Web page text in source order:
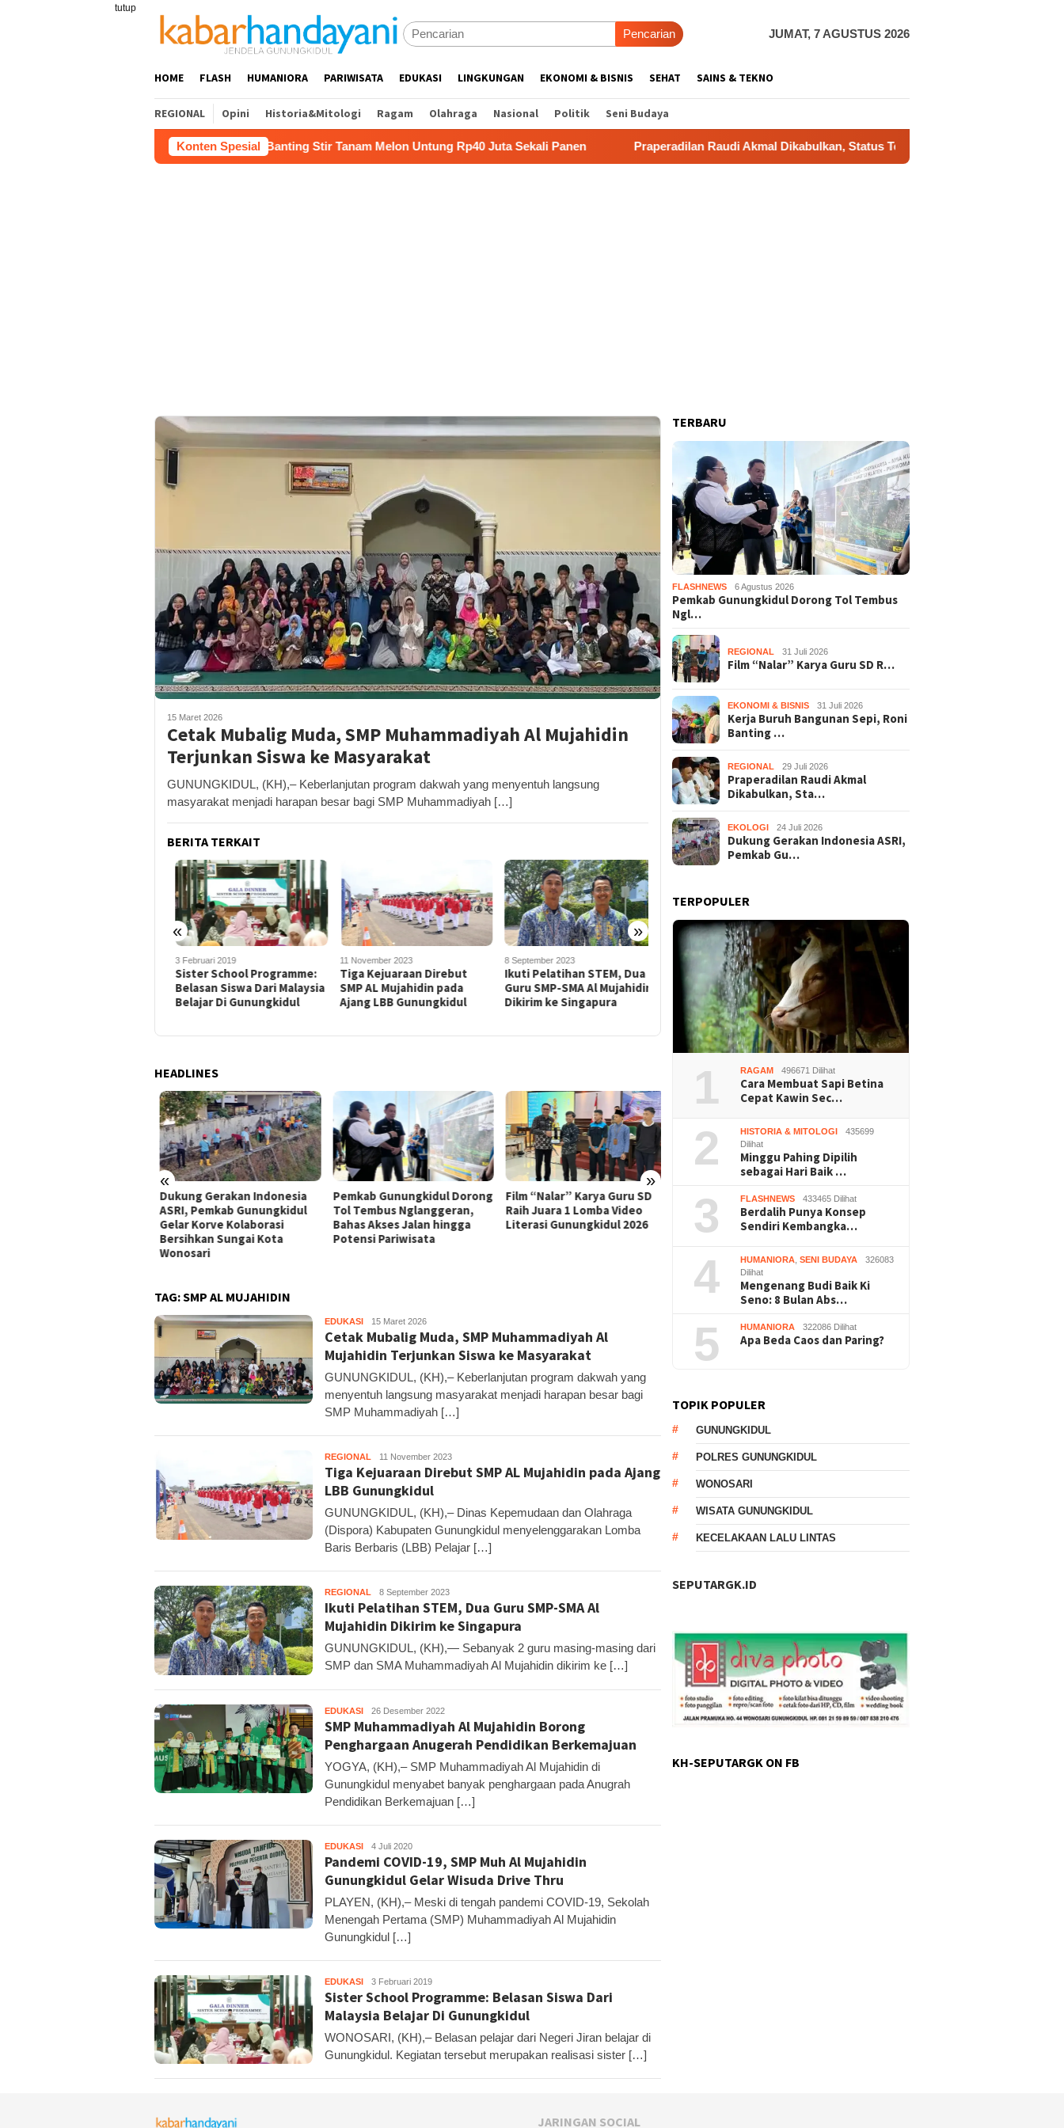
tutup
Pencarian JUMAT, 7 AGUSTUS 2026
HOME FLASH HUMANIORA PARIWISATA EDUKASI LINGKUNGAN EKONOMI & BISNIS SEHAT SAINS & TEKNO
REGIONAL Opini Historia&Mitologi Ragam Olahraga Nasional Politik Seni Budaya
Konten Spesial
Buruh Bangunan Sepi, Roni Banting Stir Tanam Melon Untung Rp40 Juta Sekali Panen Praperadilan Raudi Akmal Dikabulkan, Status Tersangka Gugur
15 Maret 2026
Cetak Mubalig Muda, SMP Muhammadiyah Al Mujahidin
Terjunkan Siswa ke Masyarakat
GUNUNGKIDUL, (KH),– Keberlanjutan program dakwah yang menyentuh langsung
masyarakat menjadi harapan besar bagi SMP Muhammadiyah […]
BERITA TERKAIT
« »
3 Februari 2019
Sister School Programme:
Belasan Siswa Dari Malaysia
Belajar Di Gunungkidul
11 November 2023
Tiga Kejuaraan Direbut
SMP AL Mujahidin pada
Ajang LBB Gunungkidul
8 September 2023
Ikuti Pelatihan STEM, Dua
Guru SMP-SMA Al Mujahidin
Dikirim ke Singapura
26 Desember 2022
SMP Muhammadiyah Al
Mujahidin Borong
Penghargaan Anugerah
Pendidikan Berkemajuan
4 Juli 2020
Pandemi COVID-19, SMP
Muh Al Mujahidin
Gunungkidul Gelar Wisuda
HEADLINES
« »
Dukung Gerakan Indonesia
ASRI, Pemkab Gunungkidul
Gelar Korve Kolaborasi
Bersihkan Sungai Kota
Wonosari
Pemkab Gunungkidul Dorong
Tol Tembus Nglanggeran,
Bahas Akses Jalan hingga
Potensi Pariwisata
Film “Nalar” Karya Guru SD
Raih Juara 1 Lomba Video
Literasi Gunungkidul 2026
Kerja Buruh Bangunan Sepi,
Roni Banting Stir Tanam
Melon Untung Rp40 Juta
Praperadilan Raudi Akmal
Dikabulkan, Status
Tersangka Gugur
TAG:SMP AL MUJAHIDIN
EDUKASI Kandar
15 Maret 2026
Cetak Mubalig Muda, SMP Muhammadiyah Al
Mujahidin Terjunkan Siswa ke Masyarakat
GUNUNGKIDUL, (KH),– Keberlanjutan program dakwah yang
menyentuh langsung masyarakat menjadi harapan besar bagi
SMP Muhammadiyah […]
REGIONAL Kandar
11 November 2023
Tiga Kejuaraan Direbut SMP AL Mujahidin pada Ajang
LBB Gunungkidul
GUNUNGKIDUL, (KH),– Dinas Kepemudaan dan Olahraga
(Dispora) Kabupaten Gunungkidul menyelenggarakan Lomba
Baris Berbaris (LBB) Pelajar […]
REGIONAL Kandar
8 September 2023
Ikuti Pelatihan STEM, Dua Guru SMP-SMA Al
Mujahidin Dikirim ke Singapura
GUNUNGKIDUL, (KH),— Sebanyak 2 guru masing-masing dari
SMP dan SMA Muhammadiyah Al Mujahidin dikirim ke […]
EDUKASI Kandar
26 Desember 2022
SMP Muhammadiyah Al Mujahidin Borong
Penghargaan Anugerah Pendidikan Berkemajuan
YOGYA, (KH),– SMP Muhammadiyah Al Mujahidin di
Gunungkidul menyabet banyak penghargaan pada Anugrah
Pendidikan Berkemajuan […]
EDUKASI Kandar
4 Juli 2020
Pandemi COVID-19, SMP Muh Al Mujahidin
Gunungkidul Gelar Wisuda Drive Thru
PLAYEN, (KH),– Meski di tengah pandemi COVID-19, Sekolah
Menengah Pertama (SMP) Muhammadiyah Al Mujahidin
Gunungkidul […]
EDUKASI Kandar
3 Februari 2019
Sister School Programme: Belasan Siswa Dari
Malaysia Belajar Di Gunungkidul
WONOSARI, (KH),– Belasan pelajar dari Negeri Jiran belajar di
Gunungkidul. Kegiatan tersebut merupakan realisasi sister […]
TERBARU
FLASHNEWS 6 Agustus 2026
Pemkab Gunungkidul Dorong Tol Tembus
Ngl…
REGIONAL 31 Juli 2026
Film “Nalar” Karya Guru SD R…
EKONOMI & BISNIS 31 Juli 2026
Kerja Buruh Bangunan Sepi, Roni
Banting …
REGIONAL 29 Juli 2026
Praperadilan Raudi Akmal
Dikabulkan, Sta…
EKOLOGI 24 Juli 2026
Dukung Gerakan Indonesia ASRI,
Pemkab Gu…
TERPOPULER
1 RAGAM 496671 Dilihat
Cara Membuat Sapi Betina
Cepat Kawin Sec…
2 HISTORIA & MITOLOGI
435699
Dilihat
Minggu Pahing Dipilih
sebagai Hari Baik …
3 FLASHNEWS 433465 Dilihat
Berdalih Punya Konsep
Sendiri Kembangka…
4 HUMANIORA ,SENI BUDAYA
326083
Dilihat
Mengenang Budi Baik Ki
Seno: 8 Bulan Abs…
5 HUMANIORA 322086 Dilihat
Apa Beda Caos dan Paring?
TOPIK POPULER
GUNUNGKIDUL
POLRES GUNUNGKIDUL
WONOSARI
WISATA GUNUNGKIDUL
KECELAKAAN LALU LINTAS
SEPUTARGK.ID
KH-SEPUTARGK ON FB
JARINGAN SOCIAL